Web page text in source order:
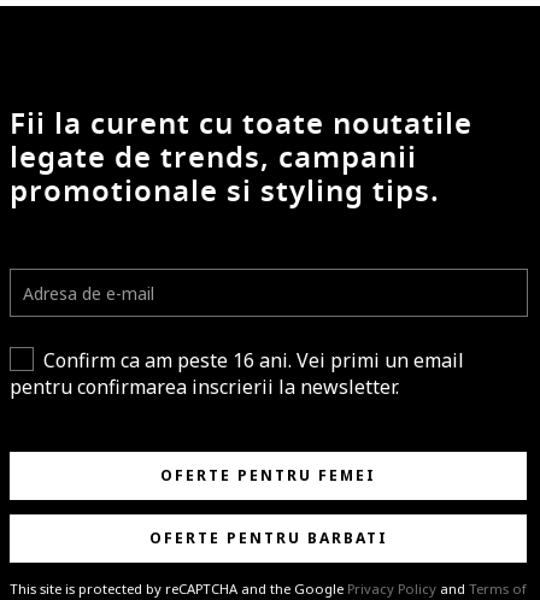
Fii la curent cu toate noutatile
legate de trends, campanii
promotionale si styling tips.
Confirm ca am peste 16 ani. Vei primi un email
pentru confirmarea inscrierii la newsletter.
OFERTE PENTRU FEMEI
OFERTE PENTRU BARBATI
This site is protected by reCAPTCHA and the Google Privacy Policy and Terms of